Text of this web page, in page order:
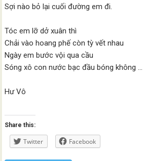
Sợi nào bỏ lại cuối đường em đi.
Tóc em lỡ dở xuân thì
Chải vào hoang phế còn tỳ vết nhau
Ngày em bước vội qua cầu
Sóng xô con nước bạc đầu bóng không …
Hư Vô
Share this:
Twitter Facebook